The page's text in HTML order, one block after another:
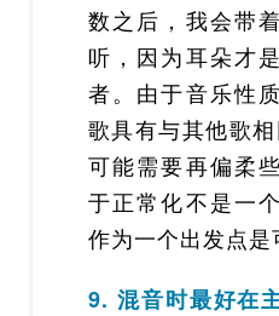
数之后，我会带
听，因为耳朵才
者。由于音乐性
歌具有与其他歌
可能需要再偏柔
于正常化不是一
作为一个出发点是
9. 混音时最好在